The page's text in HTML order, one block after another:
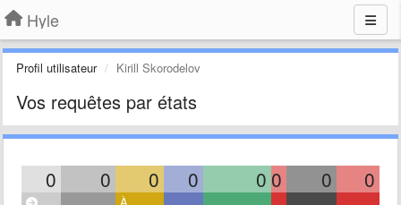
Hyle
Profil utilisateur Kirill Skorodelov
Vos requêtes par états
0 0 0 0 0 0 0 0